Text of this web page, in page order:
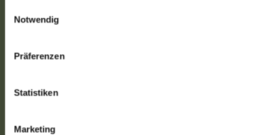
Notwendig
Präferenzen
Statistiken
Marketing